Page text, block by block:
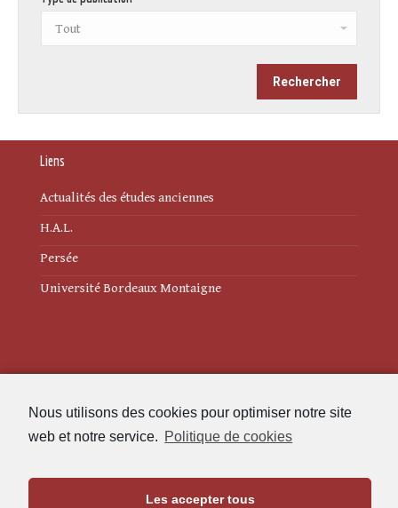
Nous utilisons des cookies pour optimiser notre site
web et notre service. Politique de cookies
Les accepter tous
Liens
Actualités des études anciennes
H.A.L.
Persée
Université Bordeaux Montaigne
Politique de cookies (UE)